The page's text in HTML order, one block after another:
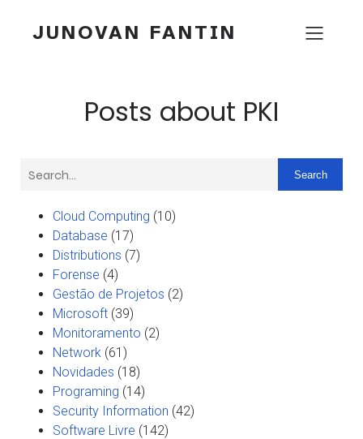
JUNOVAN FANTIN
Posts about PKI
Search
Cloud Computing (10)
Database (17)
Distributions (7)
Forense (4)
Gestão de Projetos (2)
Microsoft (39)
Monitoramento (2)
Network (61)
Novidades (18)
Programing (14)
Security Information (42)
Software Livre (142)